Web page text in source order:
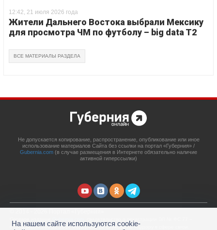
12:42, 21 июля 2026 года
Жители Дальнего Востока выбрали Мексику
для просмотра ЧМ по футболу – big data T2
ВСЕ МАТЕРИАЛЫ РАЗДЕЛА
Не допускается копирование, распространение, опубликование или иное
использование материалов Сайта без ссылки на портал «Губерния» /
Gubernia.com (в случае размещения в Интернете обязательно наличие
активной гиперссылки)
67908 выдано 06.12.2016 Федеральной службой по надзору в сфере связи,
На нашем сайте используются cookie-